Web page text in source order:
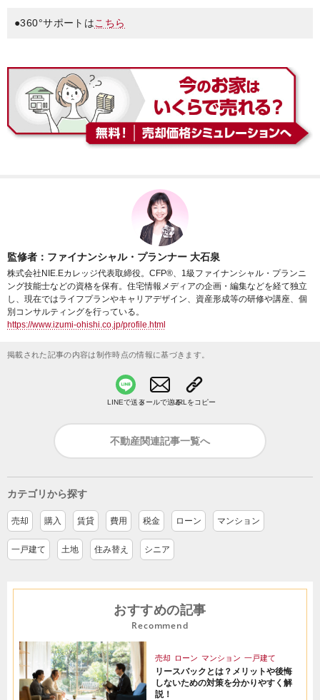
●360°サポートはこちら
監修者：ファイナンシャル・プランナー 大石泉
株式会社NIE.Eカレッジ代表取締役。CFP®、1級ファイナンシャル・プランニ
ング技能士などの資格を保有。住宅情報メディアの企画・編集などを経て独立
し、現在ではライフプランやキャリアデザイン、資産形成等の研修や講座、個
別コンサルティングを行っている。
https://www.izumi-ohishi.co.jp/profile.html
掲載された記事の内容は制作時点の情報に基づきます。
LINEで送るメールで送るURLをコピー
不動産関連記事一覧へ
カテゴリから探す
売却 購入 賃貸 費用 税金 ローン マンション
一戸建て 土地 住み替え シニア
おすすめの記事
Recommend
売却 ローン マンション 一戸建て
リースバックとは？メリットや後悔
しないための対策を分かりやすく解
説！